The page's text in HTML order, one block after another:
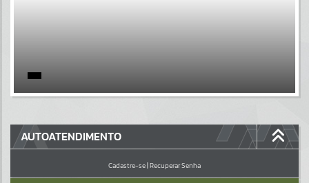
Por favor, aguarde...
GALERIAS
Por favor, aguarde...
AUTOATENDIMENTO
Cadastre-se|Recuperar Senha